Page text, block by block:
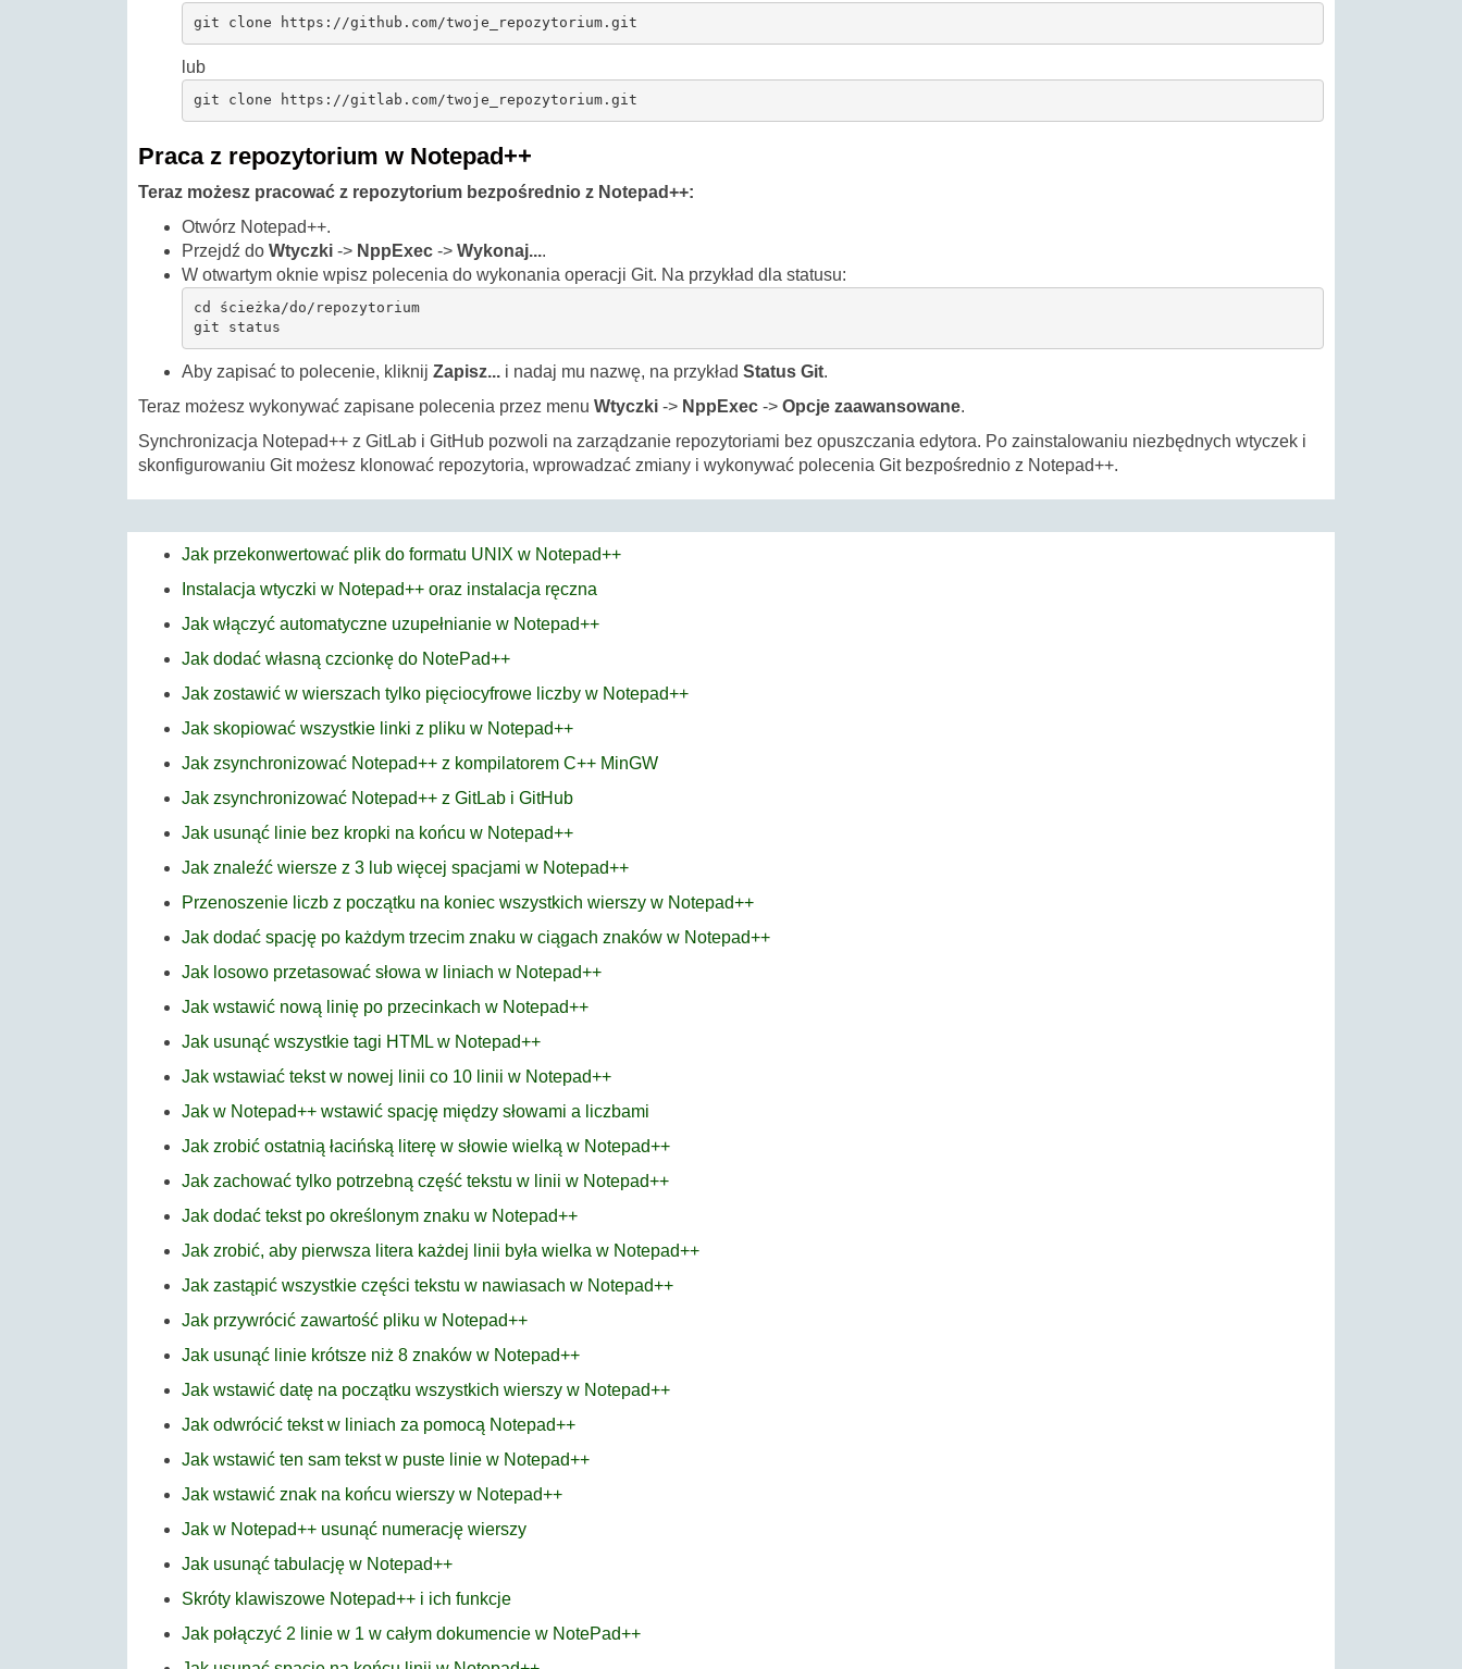
git clone https://github.com/twoje_repozytorium.git
lub
git clone https://gitlab.com/twoje_repozytorium.git
Praca z repozytorium w Notepad++
Teraz możesz pracować z repozytorium bezpośrednio z Notepad++:
Otwórz Notepad++.
Przejdź do Wtyczki -> NppExec -> Wykonaj....
W otwartym oknie wpisz polecenia do wykonania operacji Git. Na przykład dla statusu:
cd ścieżka/do/repozytorium
git status
Aby zapisać to polecenie, kliknij Zapisz... i nadaj mu nazwę, na przykład Status Git.
Teraz możesz wykonywać zapisane polecenia przez menu Wtyczki -> NppExec -> Opcje zaawansowane.
Synchronizacja Notepad++ z GitLab i GitHub pozwoli na zarządzanie repozytoriami bez opuszczania edytora. Po zainstalowaniu niezbędnych wtyczek i
skonfigurowaniu Git możesz klonować repozytoria, wprowadzać zmiany i wykonywać polecenia Git bezpośrednio z Notepad++.
Jak przekonwertować plik do formatu UNIX w Notepad++
Instalacja wtyczki w Notepad++ oraz instalacja ręczna
Jak włączyć automatyczne uzupełnianie w Notepad++
Jak dodać własną czcionkę do NotePad++
Jak zostawić w wierszach tylko pięciocyfrowe liczby w Notepad++
Jak skopiować wszystkie linki z pliku w Notepad++
Jak zsynchronizować Notepad++ z kompilatorem C++ MinGW
Jak zsynchronizować Notepad++ z GitLab i GitHub
Jak usunąć linie bez kropki na końcu w Notepad++
Jak znaleźć wiersze z 3 lub więcej spacjami w Notepad++
Przenoszenie liczb z początku na koniec wszystkich wierszy w Notepad++
Jak dodać spację po każdym trzecim znaku w ciągach znaków w Notepad++
Jak losowo przetasować słowa w liniach w Notepad++
Jak wstawić nową linię po przecinkach w Notepad++
Jak usunąć wszystkie tagi HTML w Notepad++
Jak wstawiać tekst w nowej linii co 10 linii w Notepad++
Jak w Notepad++ wstawić spację między słowami a liczbami
Jak zrobić ostatnią łacińską literę w słowie wielką w Notepad++
Jak zachować tylko potrzebną część tekstu w linii w Notepad++
Jak dodać tekst po określonym znaku w Notepad++
Jak zrobić, aby pierwsza litera każdej linii była wielka w Notepad++
Jak zastąpić wszystkie części tekstu w nawiasach w Notepad++
Jak przywrócić zawartość pliku w Notepad++
Jak usunąć linie krótsze niż 8 znaków w Notepad++
Jak wstawić datę na początku wszystkich wierszy w Notepad++
Jak odwrócić tekst w liniach za pomocą Notepad++
Jak wstawić ten sam tekst w puste linie w Notepad++
Jak wstawić znak na końcu wierszy w Notepad++
Jak w Notepad++ usunąć numerację wierszy
Jak usunąć tabulację w Notepad++
Skróty klawiszowe Notepad++ i ich funkcje
Jak połączyć 2 linie w 1 w całym dokumencie w NotePad++